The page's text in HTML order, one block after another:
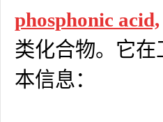
phosphonic acid,
类化合物。它
本信息：